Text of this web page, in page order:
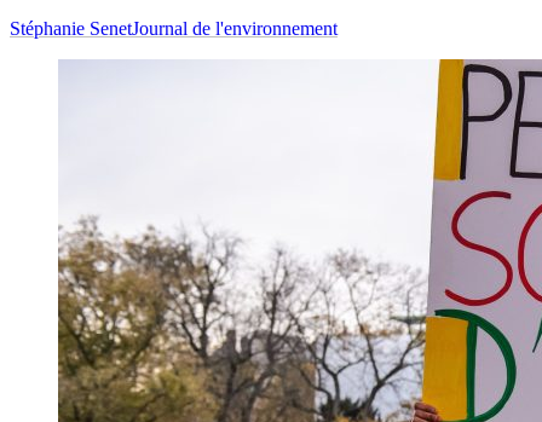
Stéphanie SenetJournal de l'environnement